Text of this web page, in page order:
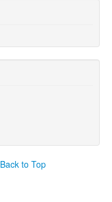
Back to Top